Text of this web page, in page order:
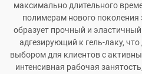
максимально длительного
полимерам нового
образует прочный и
адгезирующий к гель-лаку,
выбором для клиентов с
интенсивная рабочая